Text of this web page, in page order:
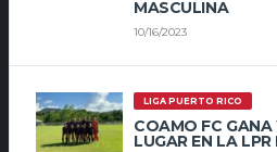
MASCULINA
10/16/2023
LIGA PUERTO RICO
COAMO FC GANA
LUGAR EN LA LPR